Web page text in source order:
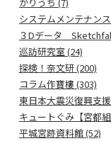
システムメンテナン
３Dデータ
巡訪研究室 (24)
探検！奈文研 (200)
コラム作寶樓 (303)
東日本大震災復興支
キュートぐみ【宮都
平城宮跡資料館 (52)